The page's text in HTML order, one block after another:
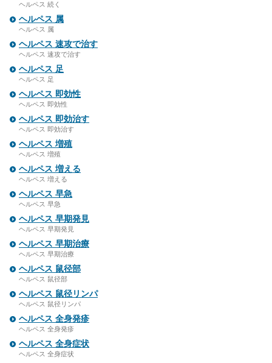
ヘルペス 続く
ヘルペス 属
ヘルペス 属
ヘルペス 速攻で治す
ヘルペス 速攻で治す
ヘルペス 足
ヘルペス 足
ヘルペス 即効性
ヘルペス 即効性
ヘルペス 即効治す
ヘルペス 即効治す
ヘルペス 増殖
ヘルペス 増殖
ヘルペス 増える
ヘルペス 増える
ヘルペス 早急
ヘルペス 早急
ヘルペス 早期発見
ヘルペス 早期発見
ヘルペス 早期治療
ヘルペス 早期治療
ヘルペス 鼠径部
ヘルペス 鼠径部
ヘルペス 鼠径リンパ
ヘルペス 鼠径リンパ
ヘルペス 全身発疹
ヘルペス 全身発疹
ヘルペス 全身症状
ヘルペス 全身症状